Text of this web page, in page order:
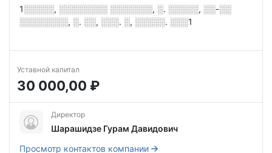
1░░░░░, ░░░░░░░░ ░░░░░░░, ░. ░░░░░, ░░-░░
░░░░░░░░, ░. ░░, ░░░. ░, ░░░░░. ░░░1
Уставной капитал
30 000,00 ₽
Директор
Шарашидзе Гурам Давидович
Просмотр контактов компании